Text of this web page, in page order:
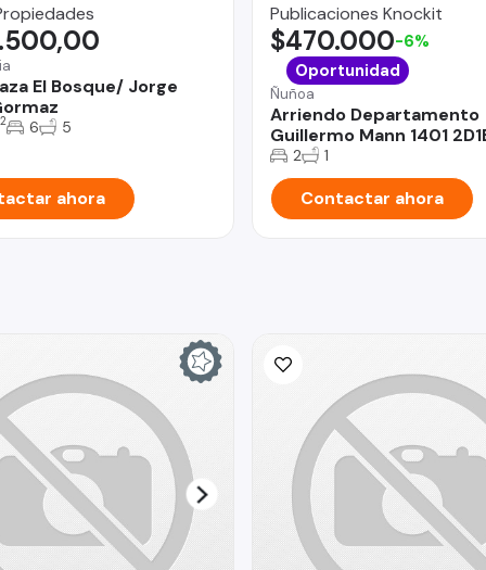
El Bosque/ Jorge
2 6 5
ahora
Publicaciones Knockit
Ñuñoa
Arriendo Departamento
Guillermo Mann 1401
$470.000-6%
Oportunidad
2 1
Contactar ahora